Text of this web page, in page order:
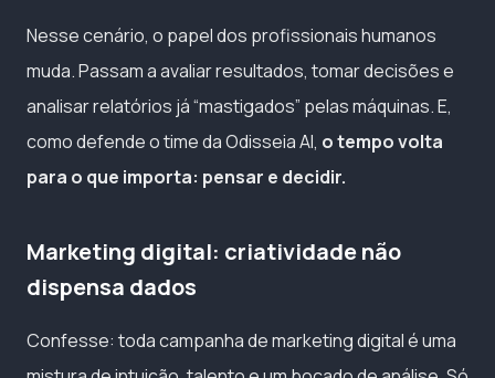
Nesse cenário, o papel dos profissionais humanos
muda. Passam a avaliar resultados, tomar decisões e
analisar relatórios já “mastigados” pelas máquinas. E,
como defende o time da Odisseia AI, o tempo volta
para o que importa: pensar e decidir.
Marketing digital: criatividade não
dispensa dados
Confesse: toda campanha de marketing digital é uma